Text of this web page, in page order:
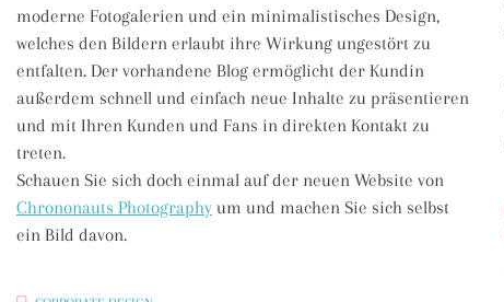
moderne Fotogalerien und ein minimalistisches Design,
welches den Bildern erlaubt ihre Wirkung ungestört zu
entfalten. Der vorhandene Blog ermöglicht der Kundin
außerdem schnell und einfach neue Inhalte zu präsentieren
und mit Ihren Kunden und Fans in direkten Kontakt zu
treten.
Schauen Sie sich doch einmal auf der neuen Website von
Chrononauts Photography um und machen Sie sich selbst
ein Bild davon.